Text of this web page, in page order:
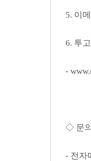
5. 이
6. 투
-
◇ 문
- 전자